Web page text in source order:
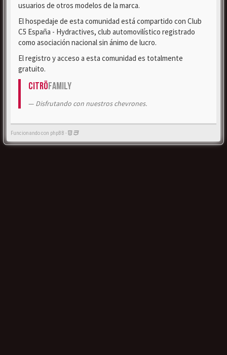
usuarios de otros modelos de la marca.
El hospedaje de esta comunidad está compartido con Club
C5 España - Hydractives, club automovilístico registrado
como asociación nacional sin ánimo de lucro.
El registro y acceso a esta comunidad es totalmente
gratuito.
CitröFamily
Disfrutando con nuestros chevrones.
Funcionando con phpBB -